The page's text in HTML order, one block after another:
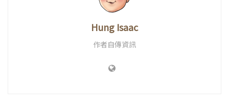
Hung Isaac
作者自傳資訊